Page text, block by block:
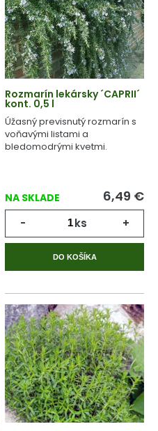
Rozmarín lekársky ´CAPRII´
kont. 0,5 l
Úžasný previsnutý rozmarín s
voňavými listami a
bledomodrými kvetmi.
NA SKLADE 6,49 €
- ks +
DO KOŠÍKA